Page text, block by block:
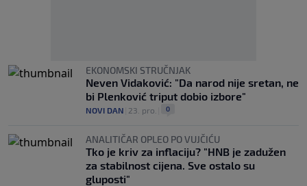
EKONOMSKI STRUČNJAK
Neven Vidaković: "Da narod nije sretan, ne
bi Plenković triput dobio izbore"
NOVI DAN 23. pro. 0
ANALITIČAR OPLEO PO VUJČIĆU
Tko je kriv za inflaciju? "HNB je zadužen
za stabilnost cijena. Sve ostalo su
gluposti"